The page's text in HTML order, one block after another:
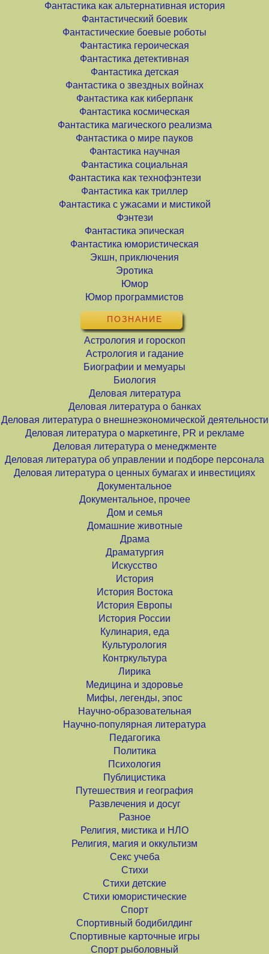
Фантастика как альтернативная история
Фантастический боевик
Фантастические боевые роботы
Фантастика героическая
Фантастика детективная
Фантастика детская
Фантастика о звездных войнах
Фантастика как киберпанк
Фантастика космическая
Фантастика магического реализма
Фантастика о мире пауков
Фантастика научная
Фантастика социальная
Фантастика как технофэнтези
Фантастика как триллер
Фантастика с ужасами и мистикой
Фэнтези
Фантастика эпическая
Фантастика юмористическая
Экшн, приключения
Эротика
Юмор
Юмор программистов
ПОЗНАНИЕ
Астрология и гороскоп
Астрология и гадание
Биографии и мемуары
Биология
Деловая литература
Деловая литература о банках
Деловая литература о внешнеэкономической деятельности
Деловая литература о маркетинге, PR и рекламе
Деловая литература о менеджменте
Деловая литература об управлении и подборе персонала
Деловая литература о ценных бумагах и инвестициях
Документальное
Документальное, прочее
Дом и семья
Домашние животные
Драма
Драматургия
Искусство
История
История Востока
История Европы
История России
Кулинария, еда
Культурология
Контркультура
Лирика
Медицина и здоровье
Мифы, легенды, эпос
Научно-образовательная
Научно-популярная литература
Педагогика
Политика
Психология
Публицистика
Путешествия и география
Развлечения и досуг
Разное
Религия, мистика и НЛО
Религия, магия и оккультизм
Секс учеба
Стихи
Стихи детские
Стихи юмористические
Спорт
Спортивный бодибилдинг
Спортивные карточные игры
Спорт рыболовный